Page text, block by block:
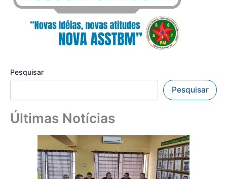
Pesquisar
Pesquisar
Últimas Notícias